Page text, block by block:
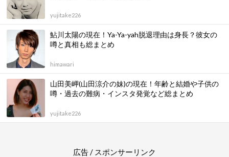
yujitake226
鮎川太陽の現在！Ya-Ya-yah脱退理由は身長？彼女の
噂と真相も総まとめ
himawari
山田美岬(山田涼介の妹)の現在！年齢と結婚や子供の
噂・過去の難病・インスタ発覚など総まとめ
yujitake226
広告 / スポンサーリンク